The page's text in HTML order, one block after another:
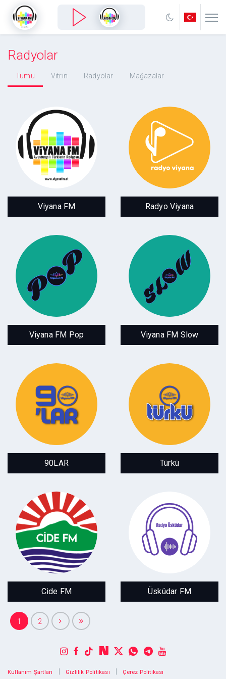
Radyolar
Tümü Vitrin Radyolar Mağazalar
Kesintisiz Türkce
Hit Müzik
Viyana FM
Radyo Viyana
Kulaktan Kalbe
Radyo Viyana
Viyana FM Pop
Türkce POP Müzik
Viyana FM Pop
Viyana FM Slow
Sadece SLOW
Viyana FM Slow
90LAR
En Güzel Yıllar
90LAR
Türkü
Geçmişten
Günümüze
Türkü
Cide FM
Karadenizin incisi
Cide FM
İstanbulun İncisi
Üsküdar FM
1 2
Kullanım Şartları Gizlilik Politikası Çerez Politikası